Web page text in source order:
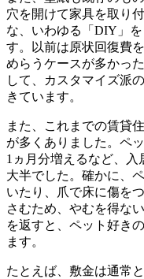
穴を開けて家具を取り
な、いわゆる「DIY」
す。以前は原状回復費
めらうケースが多かっ
して、カスタマイズ派
きています。
また、これまでの賃貸
が多くありました。ペ
1ヵ月分増えるなど、
大半でした。確かに、
いたり、爪で床に傷を
さむため、やむを得な
を返すと、ペット好き
ます。
たとえば、敷金は通常